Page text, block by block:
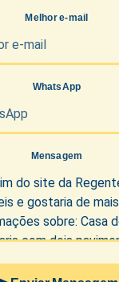
Melhor e-mail
WhatsApp
Mensagem